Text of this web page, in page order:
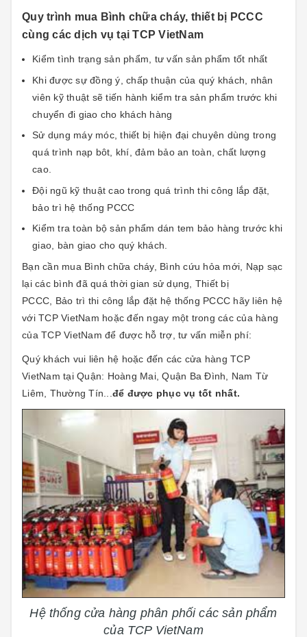
Quy trình mua Bình chữa cháy, thiết bị PCCC
cùng các dịch vụ tại TCP VietNam
Kiểm tình trạng sản phẩm, tư vấn sản phẩm tốt nhất
Khi được sự đồng ý, chấp thuận của quý khách, nhân
viên kỹ thuật sẽ tiến hành kiểm tra sản phẩm trước khi
chuyển đi giao cho khách hàng
Sử dụng máy móc, thiết bị hiện đại chuyên dùng trong
quá trình nạp bôt, khí, đảm bảo an toàn, chất lượng
cao.
Đội ngũ kỹ thuật cao trong quá trình thi công lắp đặt,
bảo trì hệ thống PCCC
Kiểm tra toàn bộ sản phẩm dán tem bảo hàng trước khi
giao, bàn giao cho quý khách.
Bạn cần mua Bình chữa cháy, Bình cứu hỏa mới, Nạp sạc
lại các bình đã quá thời gian sử dụng, Thiết bị
PCCC, Bảo trì thi công lắp đặt hệ thống PCCC hãy liên hệ
với TCP VietNam hoặc đến ngay một trong các của hàng
của TCP VietNam để được hỗ trợ, tư vấn miễn phí:
Quý khách vui liên hệ hoặc đến các cửa hàng TCP
VietNam tại Quận: Hoàng Mai, Quận Ba Đình, Nam Từ
Liêm, Thường Tín... để được phục vụ tốt nhất.
Hệ thống cửa hàng phân phối các sản phẩm
của TCP VietNam